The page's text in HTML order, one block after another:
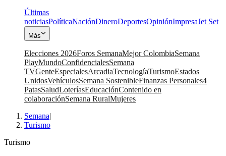
Últimas
noticiasPolíticaNaciónDineroDeportesOpiniónImpresaJet Set
Más
Elecciones 2026Foros SemanaMejor ColombiaSemana
PlayMundoConfidencialesSemana
TVGenteEspecialesArcadiaTecnologíaTurismoEstados
UnidosVehículosSemana SostenibleFinanzas Personales4
PatasSaludLoteríasEducaciónContenido en
colaboraciónSemana RuralMujeres
Semana|
Turismo
Turismo